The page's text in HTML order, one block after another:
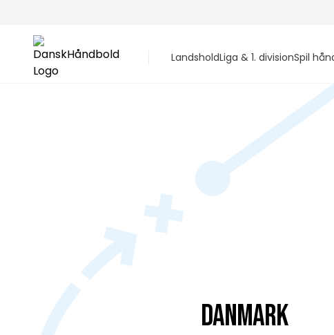
LandsholdLiga & 1. divisionSpil
DANMARK